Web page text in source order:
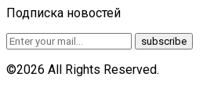
Подписка новостей
©2026 All Rights Reserved.